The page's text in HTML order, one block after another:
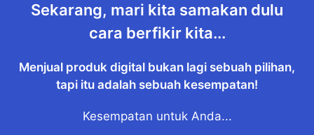
Sekarang, mari kita samakan dulu
cara berfikir kita...
Menjual produk digital bukan lagi sebuah pilihan,
tapi itu adalah sebuah kesempatan!
Kesempatan untuk Anda...